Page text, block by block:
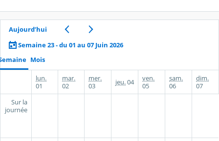
Aujourd’hui
Semaine 23 - du 01 au 07 Juin 2026
Mois
lun.
01
mar.
02
mer.
03
jeu.04
ven.
05
sam.
06
dim.
07
Sur la
journée